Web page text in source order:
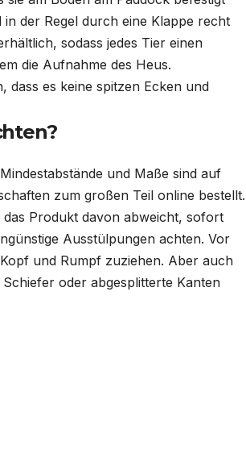
der Regel durch eine Klappe recht
sodass jedes Tier einen
die Aufnahme des Heus.
dass es keine spitzen Ecken und
Mindestabstände und Maße sind auf
zum großen Teil online bestellt.
Produkt davon abweicht, sofort
Ausstülpungen achten. Vor
und Rumpf zuziehen. Aber auch
oder abgesplitterte Kanten